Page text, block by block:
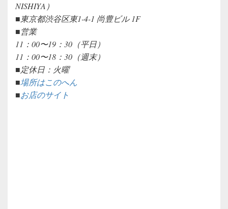
NISHIYA）
■東京都渋谷区東1-4-1 尚豊ビル 1F
■営業
11：00〜19：30（平日）
11：00〜18：30（週末）
■定休日：火曜
■場所はこのへん
■お店のサイト